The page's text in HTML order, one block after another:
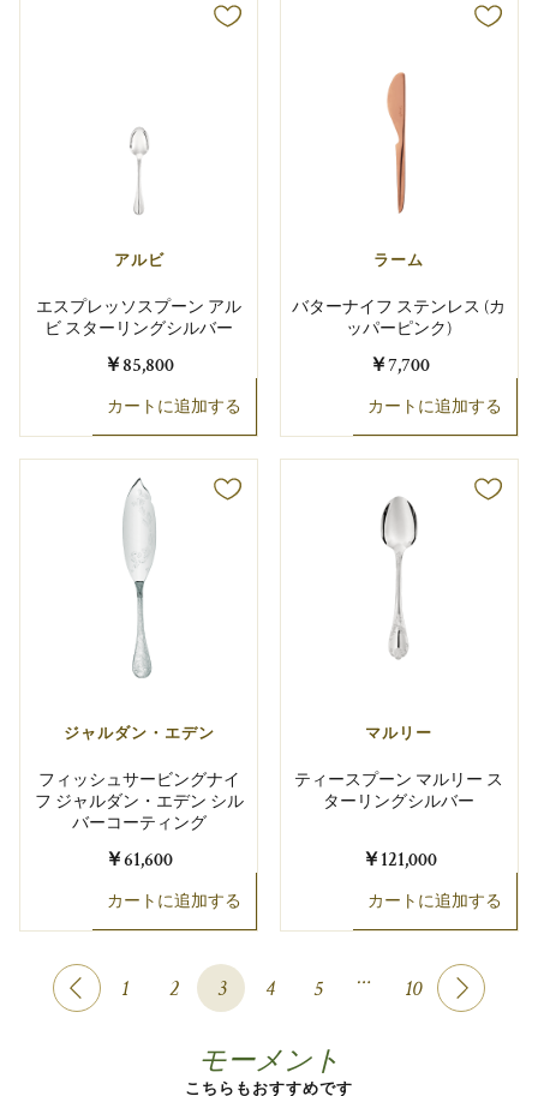
アルビ
エスプレッソスプーン アル
ビ スターリングシルバー
￥85,800
カートに追加する
ラーム
バターナイフ ステンレス (カ
ッパーピンク)
￥7,700
カートに追加する
ジャルダン・エデン
フィッシュサービングナイ
フ ジャルダン・エデン シル
バーコーティング
￥61,600
カートに追加する
マルリー
ティースプーン マルリー ス
ターリングシルバー
￥121,000
カートに追加する
1 2 3 4 5 … 10
モーメント
こちらもおすすめです